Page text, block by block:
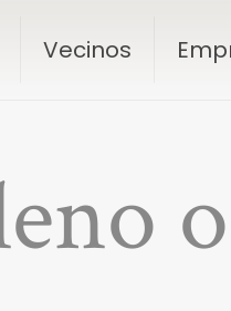
Vecinos